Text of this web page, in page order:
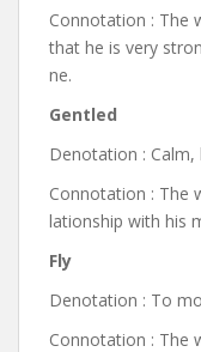
Connotation : The
that he is very
ne.
Gentled
Denotation :
Connotation : The
lationship with his
Fly
Denotation : To
Connotation : The